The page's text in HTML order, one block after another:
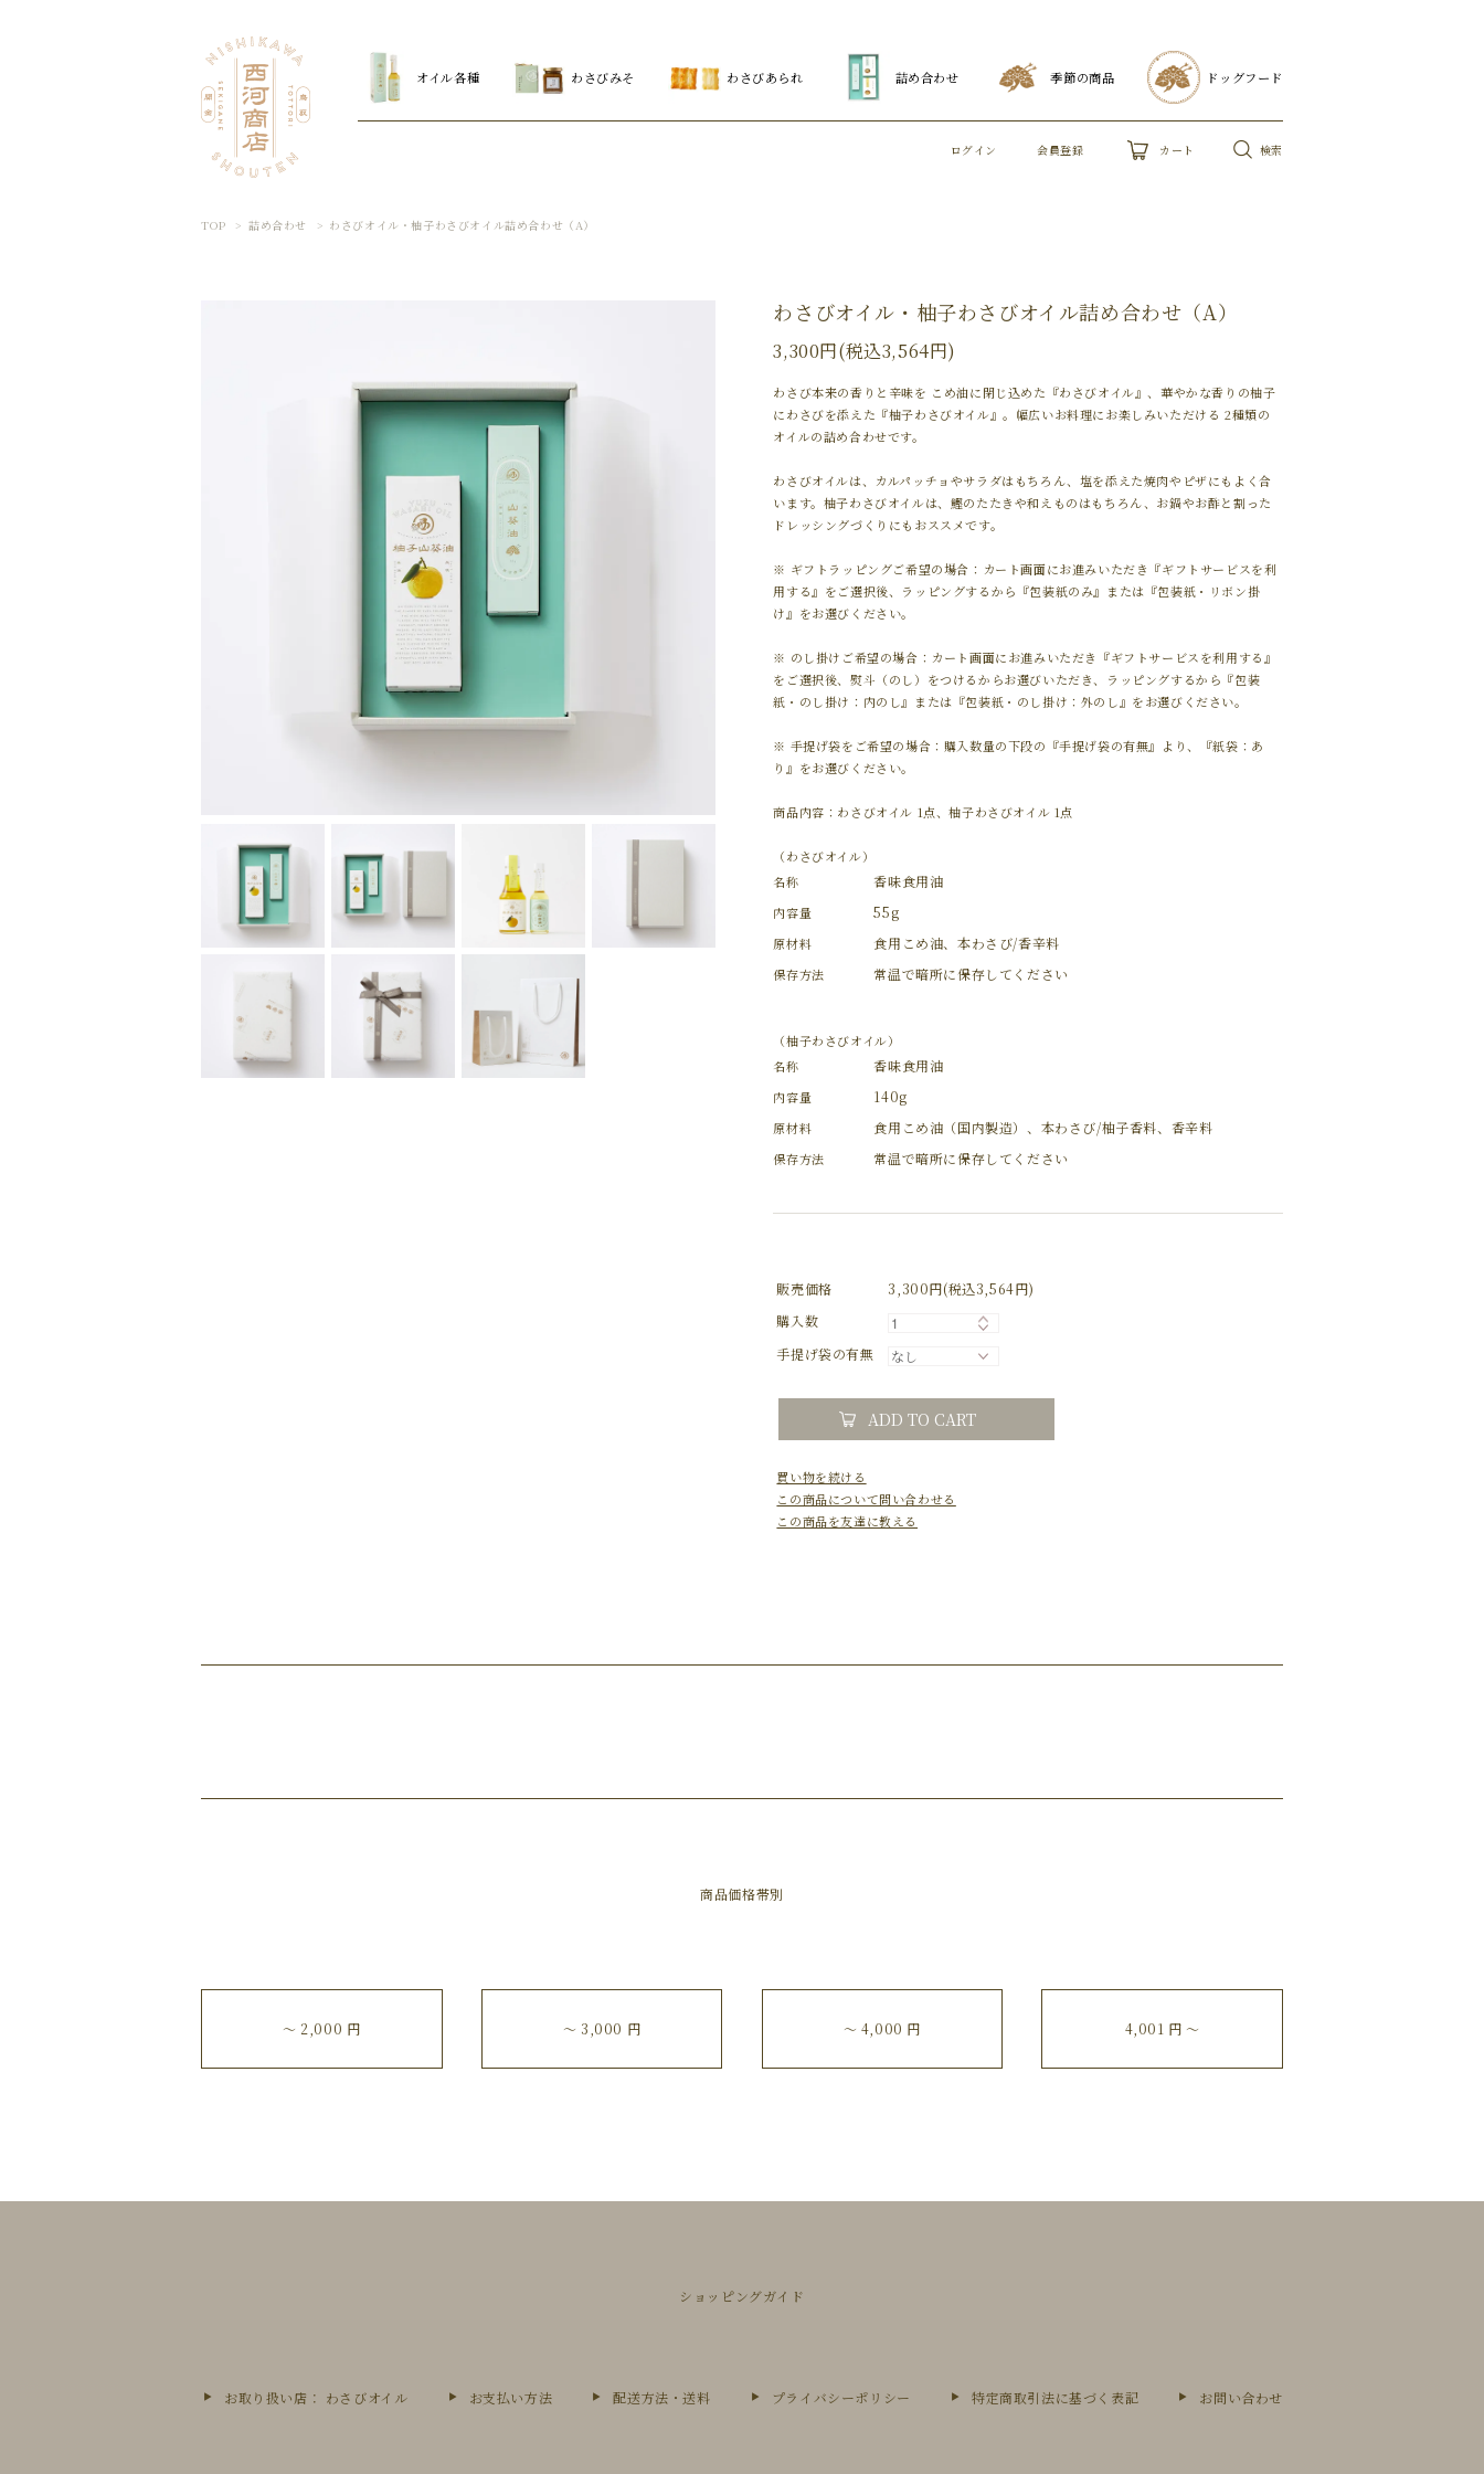
オイル各種 わさびみそ わさびあられ 詰め合わせ 季節の商品 ドッグフード
ログイン 会員登録 カート 検索
TOP > 詰め合わせ > わさびオイル・柚子わさびオイル詰め合わせ（A）
わさびオイル・柚子わさびオイル詰め合わせ（A）
3,300円(税込3,564円)
わさび本来の香りと辛味を こめ油に閉じ込めた『わさびオイル』、華やかな香りの柚子
にわさびを添えた『柚子わさびオイル』。幅広いお料理にお楽しみいただける 2種類の
オイルの詰め合わせです。
わさびオイルは、カルパッチョやサラダはもちろん、塩を添えた焼肉やピザにもよく合
います。柚子わさびオイルは、鰹のたたきや和えものはもちろん、お鍋やお酢と割った
ドレッシングづくりにもおススメです。
※ ギフトラッピングご希望の場合：カート画面にお進みいただき『ギフトサービスを利
用する』をご選択後、ラッピングするから『包装紙のみ』または『包装紙・リボン掛
け』をお選びください。
※ のし掛けご希望の場合：カート画面にお進みいただき『ギフトサービスを利用する』
をご選択後、熨斗（のし）をつけるからお選びいただき、ラッピングするから『包装
紙・のし掛け：内のし』または『包装紙・のし掛け：外のし』をお選びください。
※ 手提げ袋をご希望の場合：購入数量の下段の『手提げ袋の有無』より、『紙袋：あ
り』をお選びください。
商品内容：わさびオイル 1点、柚子わさびオイル 1点
（わさびオイル）
名称
香味食用油
内容量 55g
原材料 食用こめ油、本わさび/香辛料
保存方法 常温で暗所に保存してください
（柚子わさびオイル）
名称
香味食用油
内容量 140g
原材料 食用こめ油（国内製造）、本わさび/柚子香料、香辛料
保存方法 常温で暗所に保存してください
販売価格
3,300円(税込3,564円)
購入数
手提げ袋の有無
ADD TO CART
買い物を続ける
この商品について問い合わせる
この商品を友達に教える
商品価格帯別
〜 2,000 円 〜 3,000 円 〜 4,000 円 4,001 円 〜
ショッピングガイド
お取り扱い店： わさびオイル お支払い方法 配送方法・送料 プライバシーポリシー 特定商取引法に基づく表記 お問い合わせ